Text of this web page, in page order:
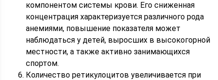
компонентом системы крови. Его сниженная
концентрация характеризуется различного рода
анемиями, повышение показателя может
наблюдаться у детей, выросших в высокогорной
местности, а также активно занимающихся
спортом.
Количество ретикулоцитов увеличивается при